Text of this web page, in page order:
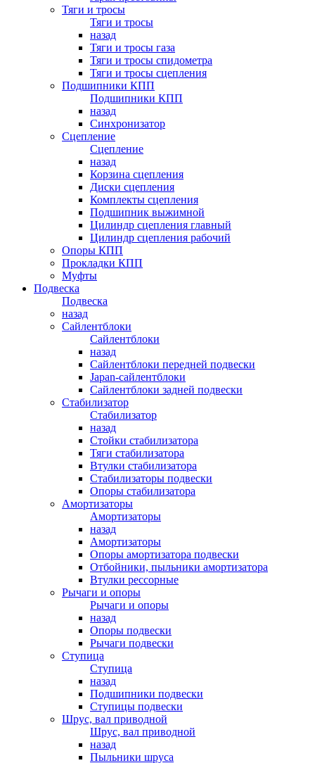
Тяги и тросы
Тяги и тросы
назад
Тяги и тросы газа
Тяги и тросы спидометра
Тяги и тросы сцепления
Подшипники КПП
Подшипники КПП
назад
Синхронизатор
Сцепление
Сцепление
назад
Корзина сцепления
Диски сцепления
Комплекты сцепления
Подшипник выжимной
Цилиндр сцепления главный
Цилиндр сцепления рабочий
Опоры КПП
Прокладки КПП
Муфты
Подвеска
Подвеска
назад
Сайлентблоки
Сайлентблоки
назад
Сайлентблоки передней подвески
Japan-сайлентблоки
Сайлентблоки задней подвески
Стабилизатор
Стабилизатор
назад
Стойки стабилизатора
Тяги стабилизатора
Втулки стабилизатора
Стабилизаторы подвески
Опоры стабилизатора
Амортизаторы
Амортизаторы
назад
Амортизаторы
Опоры амортизатора подвески
Отбойники, пыльники амортизатора
Втулки рессорные
Рычаги и опоры
Рычаги и опоры
назад
Опоры подвески
Рычаги подвески
Ступица
Ступица
назад
Подшипники подвески
Ступицы подвески
Шрус, вал приводной
Шрус, вал приводной
назад
Пыльники шруса